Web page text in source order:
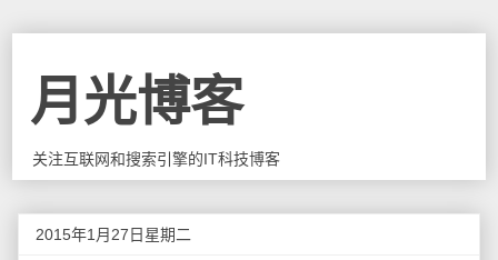
月光博客
关注互联网和搜索引擎的IT科技博客
2015年1月27日星期二